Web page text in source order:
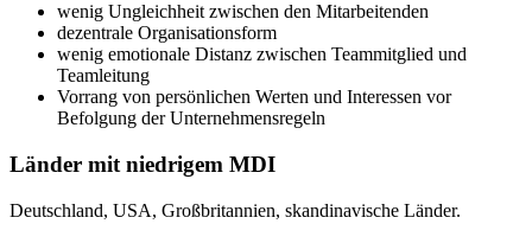
wenig Ungleichheit zwischen den Mitarbeitenden
dezentrale Organisationsform
wenig emotionale Distanz zwischen Teammitglied und
Teamleitung
Vorrang von persönlichen Werten und Interessen vor
Befolgung der Unternehmensregeln
Länder mit niedrigem MDI
Deutschland, USA, Großbritannien, skandinavische Länder.